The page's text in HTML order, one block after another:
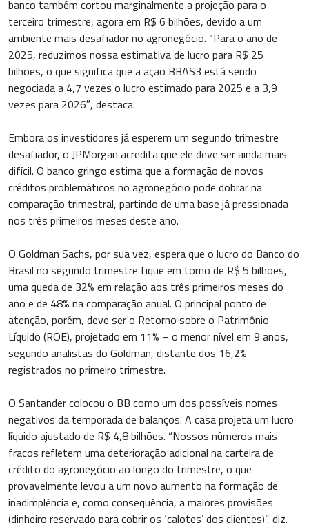
banco também cortou marginalmente a projeção para o
terceiro trimestre, agora em R$ 6 bilhões, devido a um
ambiente mais desafiador no agronegócio. “Para o ano de
2025, reduzimos nossa estimativa de lucro para R$ 25
bilhões, o que significa que a ação BBAS3 está sendo
negociada a 4,7 vezes o lucro estimado para 2025 e a 3,9
vezes para 2026″, destaca.
Embora os investidores já esperem um segundo trimestre
desafiador, o JPMorgan acredita que ele deve ser ainda mais
difícil. O banco gringo estima que a formação de novos
créditos problemáticos no agronegócio pode dobrar na
comparação trimestral, partindo de uma base já pressionada
nos três primeiros meses deste ano.
O Goldman Sachs, por sua vez, espera que o lucro do Banco do
Brasil no segundo trimestre fique em torno de R$ 5 bilhões,
uma queda de 32% em relação aos três primeiros meses do
ano e de 48% na comparação anual. O principal ponto de
atenção, porém, deve ser o Retorno sobre o Patrimônio
Líquido (ROE), projetado em 11% – o menor nível em 9 anos,
segundo analistas do Goldman, distante dos 16,2%
registrados no primeiro trimestre.
O Santander colocou o BB como um dos possíveis nomes
negativos da temporada de balanços. A casa projeta um lucro
líquido ajustado de R$ 4,8 bilhões. “Nossos números mais
fracos refletem uma deterioração adicional na carteira de
crédito do agronegócio ao longo do trimestre, o que
provavelmente levou a um novo aumento na formação de
inadimplência e, como consequência, a maiores provisões
(dinheiro reservado para cobrir os ‘calotes’ dos clientes)”, diz.